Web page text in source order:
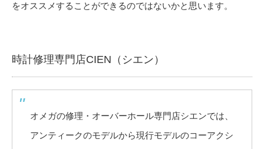
をオススメすることができるのではないかと思います。
時計修理専門店CIEN（シエン）
オメガの修理・オーバーホール専門店シエンでは、
アンティークのモデルから現行モデルのコーアクシ